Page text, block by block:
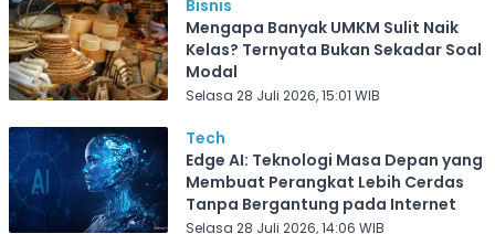
Bisnis
Mengapa Banyak UMKM Sulit Naik
Kelas? Ternyata Bukan Sekadar Soal
Modal
Selasa 28 Juli 2026, 15:01 WIB
Tech
Edge AI: Teknologi Masa Depan yang
Membuat Perangkat Lebih Cerdas
Tanpa Bergantung pada Internet
Selasa 28 Juli 2026, 14:06 WIB